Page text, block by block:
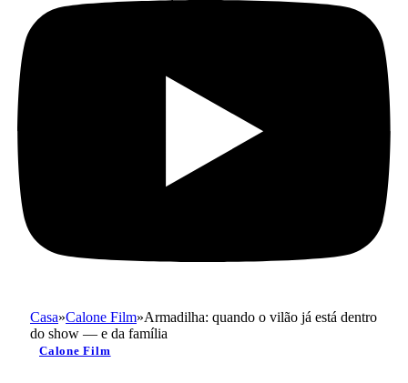
Casa»Calone Film»Armadilha: quando o vilão já está dentro
do show — e da família
Calone Film